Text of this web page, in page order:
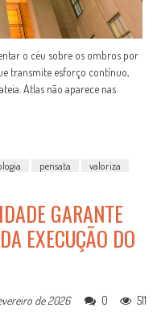
o céu sobre os ombros por
transmite esforço contínuo,
Atlas não aparece nas
pensata
valoriza
GARANTE
EXECUÇÃO DO
de 2026 0 511